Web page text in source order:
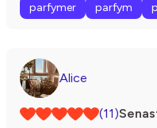
parfymer
parfym
Alice
(11)